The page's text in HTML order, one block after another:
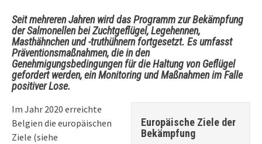
Seit mehreren Jahren wird das Programm zur Bekämpfung
der Salmonellen bei Zuchtgeflügel, Legehennen,
Masthähnchen und -truthühnern fortgesetzt. Es umfasst
Präventionsmaßnahmen, die in den
Genehmigungsbedingungen für die Haltung von Geflügel
gefordert werden, ein Monitoring und Maßnahmen im Falle
positiver Lose.
Europäische Ziele der
Bekämpfung
Im Jahr 2020 erreichte
Belgien die europäischen
Ziele (siehe